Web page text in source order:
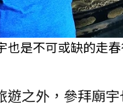
是不可或缺的走
之外，參拜廟